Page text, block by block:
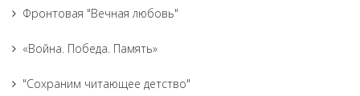
Фронтовая "Вечная любовь"
«Война. Победа. Память»
"Сохраним читающее детство"